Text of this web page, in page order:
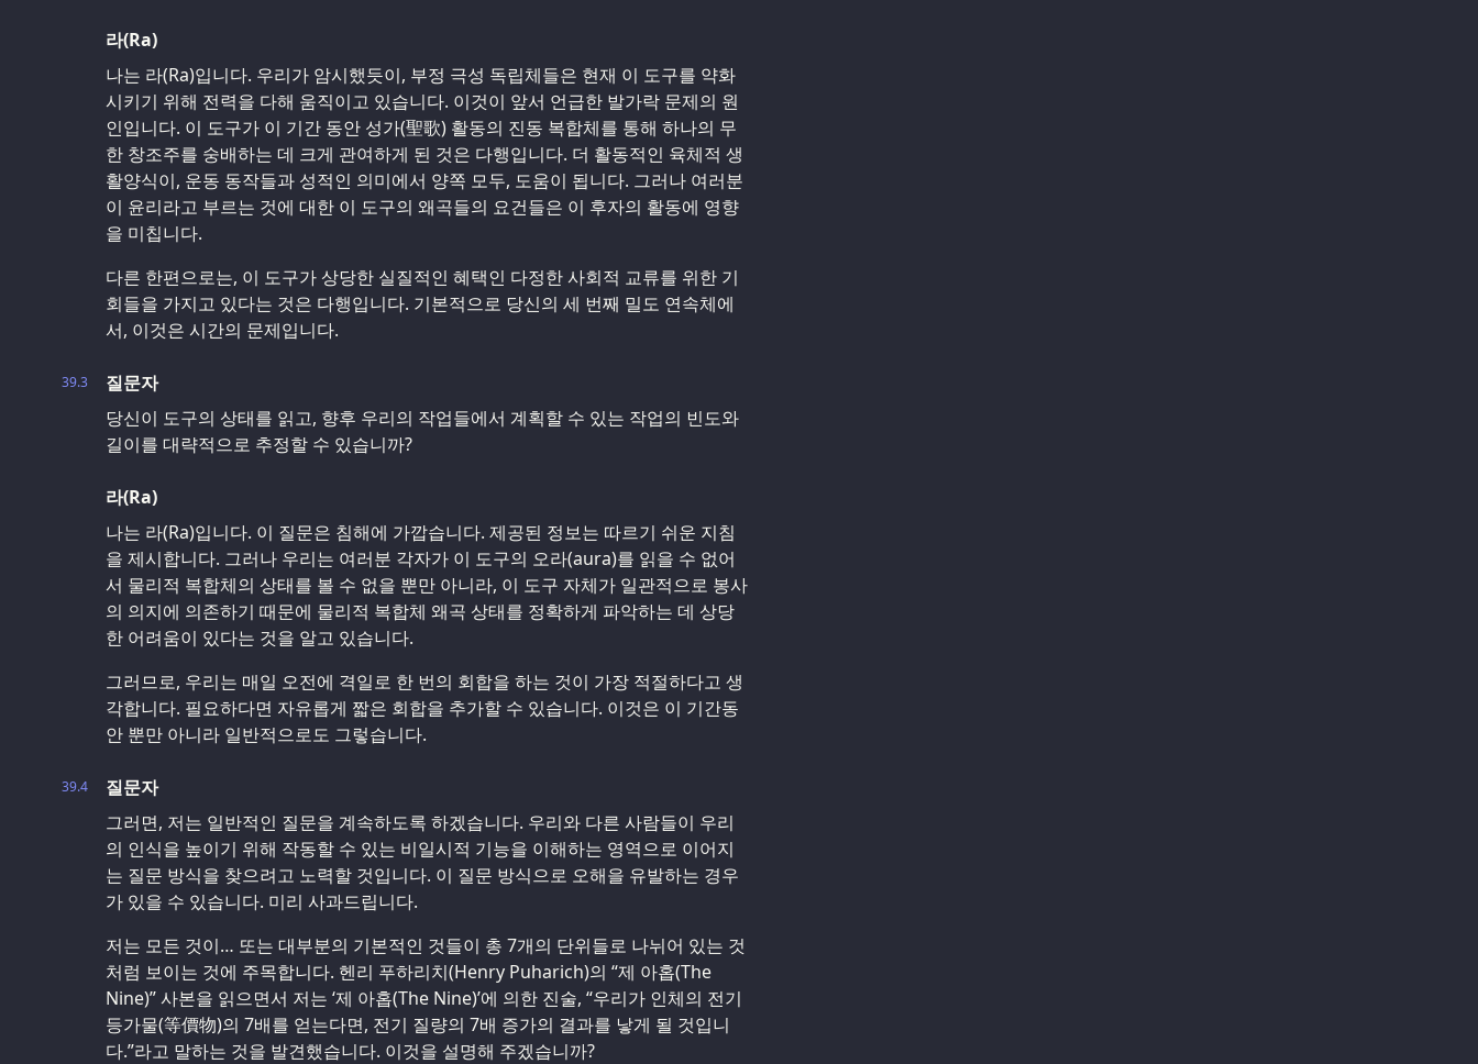
라(Ra)
나는 라(Ra)입니다. 우리가 암시했듯이, 부정 극성 독립체들은 현재 이 도구를 약화
시키기 위해 전력을 다해 움직이고 있습니다. 이것이 앞서 언급한 발가락 문제의 원
인입니다. 이 도구가 이 기간 동안 성가(聖歌) 활동의 진동 복합체를 통해 하나의 무
한 창조주를 숭배하는 데 크게 관여하게 된 것은 다행입니다. 더 활동적인 육체적 생
활양식이, 운동 동작들과 성적인 의미에서 양쪽 모두, 도움이 됩니다. 그러나 여러분
이 윤리라고 부르는 것에 대한 이 도구의 왜곡들의 요건들은 이 후자의 활동에 영향
을 미칩니다.
다른 한편으로는, 이 도구가 상당한 실질적인 혜택인 다정한 사회적 교류를 위한 기
회들을 가지고 있다는 것은 다행입니다. 기본적으로 당신의 세 번째 밀도 연속체에
서, 이것은 시간의 문제입니다.
39.3
질문자
당신이 도구의 상태를 읽고, 향후 우리의 작업들에서 계획할 수 있는 작업의 빈도와
길이를 대략적으로 추정할 수 있습니까?
라(Ra)
나는 라(Ra)입니다. 이 질문은 침해에 가깝습니다. 제공된 정보는 따르기 쉬운 지침
을 제시합니다. 그러나 우리는 여러분 각자가 이 도구의 오라(aura)를 읽을 수 없어
서 물리적 복합체의 상태를 볼 수 없을 뿐만 아니라, 이 도구 자체가 일관적으로 봉사
의 의지에 의존하기 때문에 물리적 복합체 왜곡 상태를 정확하게 파악하는 데 상당
한 어려움이 있다는 것을 알고 있습니다.
그러므로, 우리는 매일 오전에 격일로 한 번의 회합을 하는 것이 가장 적절하다고 생
각합니다. 필요하다면 자유롭게 짧은 회합을 추가할 수 있습니다. 이것은 이 기간동
안 뿐만 아니라 일반적으로도 그렇습니다.
39.4
질문자
그러면, 저는 일반적인 질문을 계속하도록 하겠습니다. 우리와 다른 사람들이 우리
의 인식을 높이기 위해 작동할 수 있는 비일시적 기능을 이해하는 영역으로 이어지
는 질문 방식을 찾으려고 노력할 것입니다. 이 질문 방식으로 오해을 유발하는 경우
가 있을 수 있습니다. 미리 사과드립니다.
저는 모든 것이… 또는 대부분의 기본적인 것들이 총 7개의 단위들로 나뉘어 있는 것
처럼 보이는 것에 주목합니다. 헨리 푸하리치(Henry Puharich)의 “제 아홉(The
Nine)” 사본을 읽으면서 저는 ‘제 아홉(The Nine)’에 의한 진술, “우리가 인체의 전기
등가물(等價物)의 7배를 얻는다면, 전기 질량의 7배 증가의 결과를 낳게 될 것입니
다.”라고 말하는 것을 발견했습니다. 이것을 설명해 주겠습니까?